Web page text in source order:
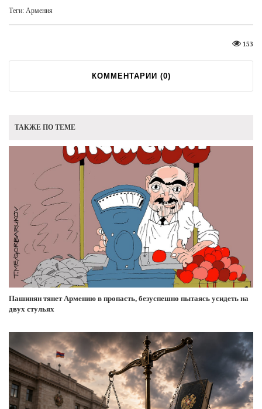
Теги: Армения
153
КОММЕНТАРИИ (0)
ТАКЖЕ ПО ТЕМЕ
Пашинян тянет Армению в пропасть, безуспешно пытаясь усидеть на
двух стульях